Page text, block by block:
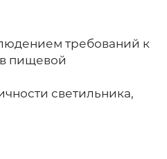
требований к
пищевой
светильника,